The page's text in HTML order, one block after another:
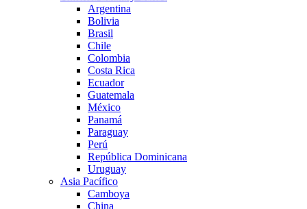
Argentina
Bolivia
Brasil
Chile
Colombia
Costa Rica
Ecuador
Guatemala
México
Panamá
Paraguay
Perú
República Dominicana
Uruguay
Asia Pacífico
Camboya
China